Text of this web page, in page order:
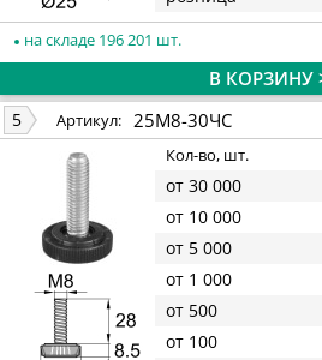
на складе 196 201 шт.
В КОРЗИНУ
5 Артикул: 25М8-30ЧС
Кол-во, шт.
от 30 000
от 10 000
от 5 000
от 1 000
от 500
от 100